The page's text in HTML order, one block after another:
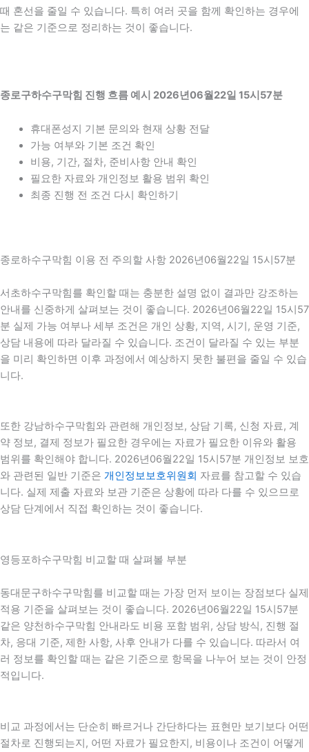
때 혼선을 줄일 수 있습니다. 특히 여러 곳을 함께 확인하는 경우에
는 같은 기준으로 정리하는 것이 좋습니다.
종로구하수구막힘 진행 흐름 예시 2026년06월22일 15시57분
휴대폰성지 기본 문의와 현재 상황 전달
가능 여부와 기본 조건 확인
비용, 기간, 절차, 준비사항 안내 확인
필요한 자료와 개인정보 활용 범위 확인
최종 진행 전 조건 다시 확인하기
종로하수구막힘 이용 전 주의할 사항 2026년06월22일 15시57분
서초하수구막힘를 확인할 때는 충분한 설명 없이 결과만 강조하는
안내를 신중하게 살펴보는 것이 좋습니다. 2026년06월22일 15시57
분 실제 가능 여부나 세부 조건은 개인 상황, 지역, 시기, 운영 기준,
상담 내용에 따라 달라질 수 있습니다. 조건이 달라질 수 있는 부분
을 미리 확인하면 이후 과정에서 예상하지 못한 불편을 줄일 수 있습
니다.
또한 강남하수구막힘와 관련해 개인정보, 상담 기록, 신청 자료, 계
약 정보, 결제 정보가 필요한 경우에는 자료가 필요한 이유와 활용
범위를 확인해야 합니다. 2026년06월22일 15시57분 개인정보 보호
와 관련된 일반 기준은 개인정보보호위원회 자료를 참고할 수 있습
니다. 실제 제출 자료와 보관 기준은 상황에 따라 다를 수 있으므로
상담 단계에서 직접 확인하는 것이 좋습니다.
영등포하수구막힘 비교할 때 살펴볼 부분
동대문구하수구막힘를 비교할 때는 가장 먼저 보이는 장점보다 실제
적용 기준을 살펴보는 것이 좋습니다. 2026년06월22일 15시57분
같은 양천하수구막힘 안내라도 비용 포함 범위, 상담 방식, 진행 절
차, 응대 기준, 제한 사항, 사후 안내가 다를 수 있습니다. 따라서 여
러 정보를 확인할 때는 같은 기준으로 항목을 나누어 보는 것이 안정
적입니다.
비교 과정에서는 단순히 빠르거나 간단하다는 표현만 보기보다 어떤
절차로 진행되는지, 어떤 자료가 필요한지, 비용이나 조건이 어떻게